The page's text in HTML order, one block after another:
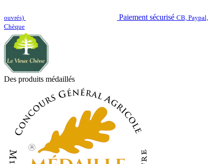
ouvrés) Paiement sécurisé CB, Paypal,
Chèque
Des produits médaillés